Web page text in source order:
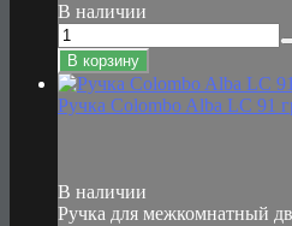
В наличии
В корзину
Ручка Colombo Alba LC 91
В наличии
Ручка для межкомнатный